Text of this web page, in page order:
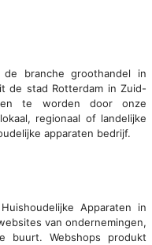
branche groothandel in
de stad Rotterdam in Zuid-
te worden door onze
regionaal of landelijke
apparaten bedrijf.
Apparaten in
van ondernemingen,
buurt. Webshops produkt